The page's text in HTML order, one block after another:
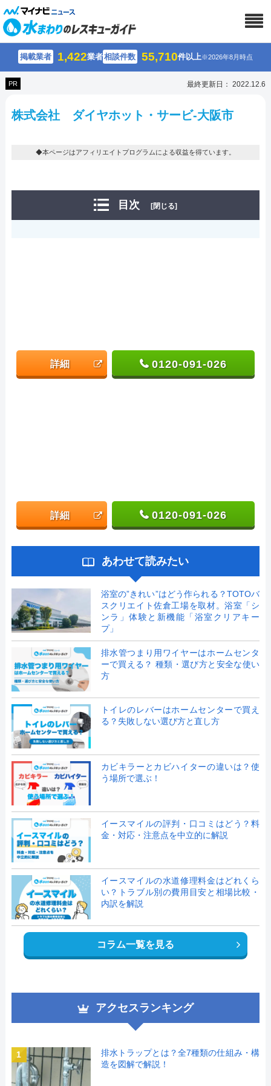
掲載業者 1,422業者相談件数 55,710件以上※2026年8月時点
PR 最終更新日： 2022.12.6
株式会社 ダイヤホット・サービ-大阪市
◆本ページはアフィリエイトプログラムによる収益を得ています。
目次 [閉じる]
詳細 0120-091-026
詳細 0120-091-026
あわせて読みたい
浴室の”きれい”はどう作られる？TOTOバ
スクリエイト佐倉工場を取材。浴室「シ
ンラ」体験と新機能「浴室クリアキー
プ」
排水管つまり用ワイヤーはホームセンタ
ーで買える？ 種類・選び方と安全な使い
方
トイレのレバーはホームセンターで買え
る？失敗しない選び方と直し方
カビキラーとカビハイターの違いは？使
う場所で選ぶ！
イースマイルの評判・口コミはどう？料
金・対応・注意点を中立的に解説
イースマイルの水道修理料金はどれくら
い？トラブル別の費用目安と相場比較・
内訳を解説
コラム一覧を見る
アクセスランキング
1
排水トラップとは？全7種類の仕組み・構
造を図解で解説！